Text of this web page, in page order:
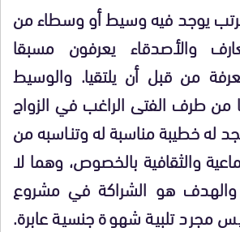
يوجد فيه وسيط أو وسطاء من
والأصدقاء يعرفون مسبقا
من قبل أن يلتقيا. والوسيط
من طرف الفتى الراغب في الزواج
له خطيبة مناسبة له وتنـاسبه من
والثقافية بالخصوص، وهما لا
والهدف هو الشراكة في مشروع
مجرد تلبية شهوة جنسية عابرة.